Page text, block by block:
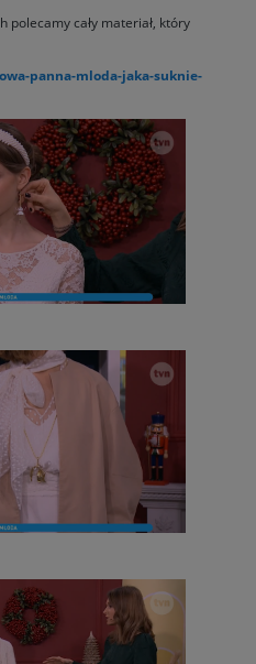
polecamy cały materiał, który
panna-mloda-jaka-suknie-